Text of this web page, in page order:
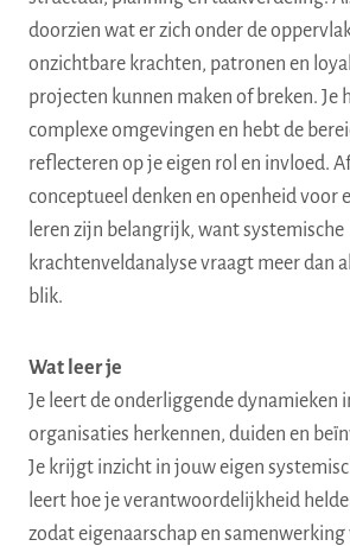
doorzien wat er zich onder de
onzichtbare krachten, patronen en
projecten kunnen maken of breken. Je
complexe omgevingen en hebt de
reflecteren op je eigen rol en invloed.
conceptueel denken en openheid voor
leren zijn belangrijk, want systemische
krachtenveldanalyse vraagt meer dan
blik.
Wat leer je
Je leert de onderliggende dynamieken
organisaties herkennen, duiden en
Je krijgt inzicht in jouw eigen
leert hoe je verantwoordelijkheid
zodat eigenaarschap en